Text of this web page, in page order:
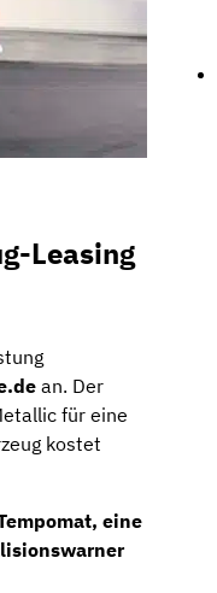
Leasing
an. Der
für eine
kostet
eine